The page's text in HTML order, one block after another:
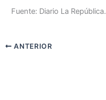
Fuente: Diario La República.
ANTERIOR